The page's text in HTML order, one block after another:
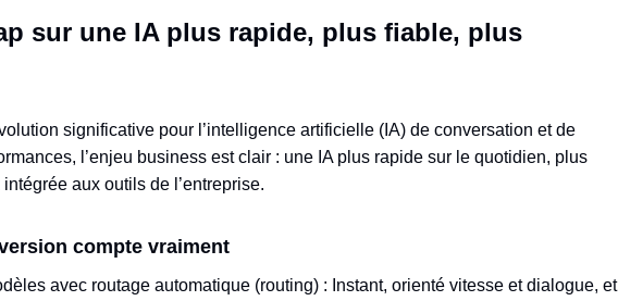
sur une IA plus rapide, plus fiable, plus
significative pour l’intelligence artificielle (IA) de conversation et de
l’enjeu business est clair : une IA plus rapide sur le quotidien, plus
aux outils de l’entreprise.
compte vraiment
avec routage automatique (routing) : Instant, orienté vitesse et dialogue, et